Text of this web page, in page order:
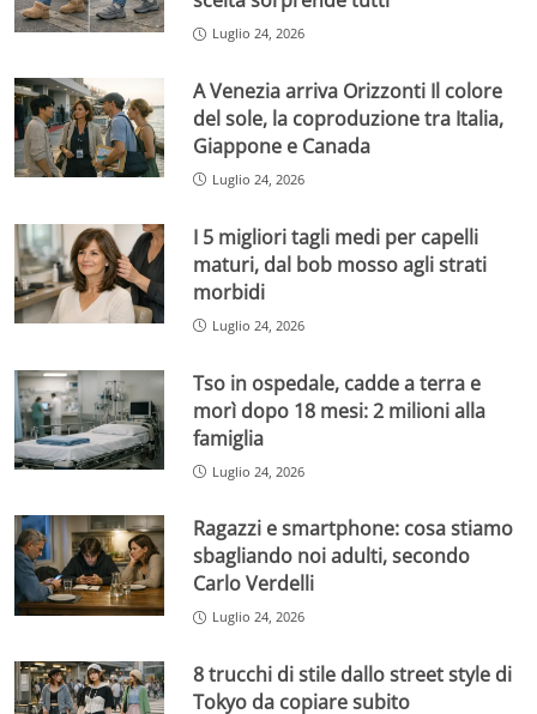
Luglio 24, 2026
A Venezia arriva Orizzonti Il colore
del sole, la coproduzione tra Italia,
Giappone e Canada
Luglio 24, 2026
I 5 migliori tagli medi per capelli
maturi, dal bob mosso agli strati
morbidi
Luglio 24, 2026
Tso in ospedale, cadde a terra e
morì dopo 18 mesi: 2 milioni alla
famiglia
Luglio 24, 2026
Ragazzi e smartphone: cosa stiamo
sbagliando noi adulti, secondo
Carlo Verdelli
Luglio 24, 2026
8 trucchi di stile dallo street style di
Tokyo da copiare subito